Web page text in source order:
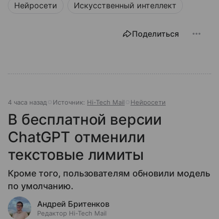
Нейросети Искусственный интеллект
Поделиться
4 часа назад Источник: Hi-Tech Mail Нейросети
В бесплатной версии
ChatGPT отменили
текстовые лимиты
Кроме того, пользователям обновили модель
по умолчанию.
Андрей Бритенков
Редактор Hi-Tech Mail